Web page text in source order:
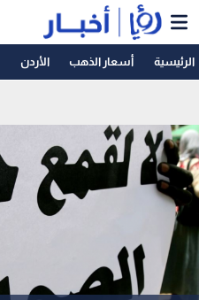
الرئيسية أسعار الذهب الأردن